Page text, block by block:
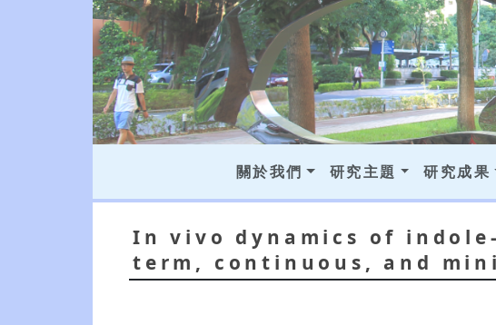
關於我們 研究主題 研究成果
In vivo dynamics of
term, continuous, and